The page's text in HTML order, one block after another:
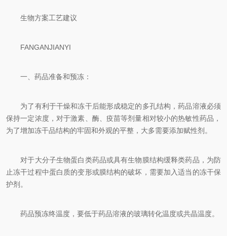
生物方案工艺建议
FANGANJIANYI
一、药品准备和预冻：
为了有利于干燥和冻干后能形成稳定的多孔结构，药品溶液必须
保持一定浓度，对于激素、酶、疫苗等剂量相对较小的热敏性药品，
为了增加冻干品结构的牢固和外观的平整，大多需要添加赋性剂。
对于大分子生物蛋白类药品或具有生物膜结构缓释类药品，为防
止冻干过程中蛋白质的变形或膜结构的破坏，需要加入适当的冻干保
护剂。
药品预冻终温度，要低于药品溶液的玻璃转化温度或共晶温度。